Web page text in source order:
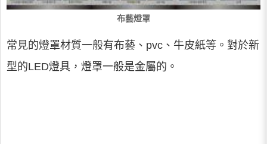
布藝燈罩
常見的燈罩材質一般有布藝、pvc、牛皮紙等。對於新
型的LED燈具，燈罩一般是金屬的。